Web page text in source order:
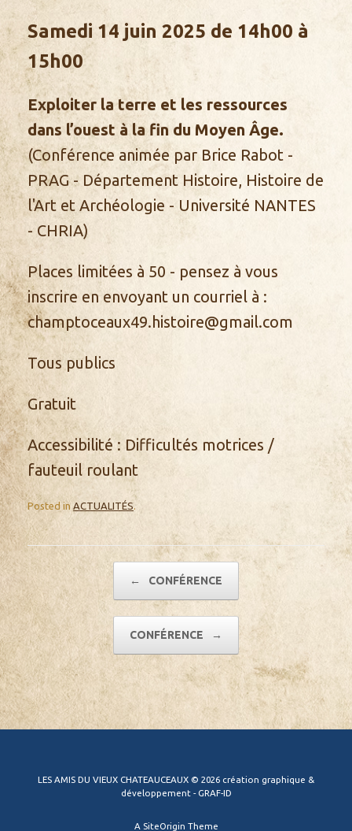
Samedi 14 juin 2025 de 14h00 à
15h00
Exploiter la terre et les ressources
dans l’ouest à la fin du Moyen Âge.
(Conférence animée par Brice Rabot -
PRAG - Département Histoire, Histoire de
l'Art et Archéologie - Université NANTES
- CHRIA)
Places limitées à 50 - pensez à vous
inscrire en envoyant un courriel à :
champtoceaux49.histoire@gmail.com
Tous publics
Gratuit
Accessibilité : Difficultés motrices /
fauteuil roulant
Posted inACTUALITÉS .
Post navigation
← CONFÉRENCE
CONFÉRENCE →
LES AMIS DU VIEUX CHATEAUCEAUX © 2026 création graphique &
développement - GRAF-ID
A SiteOrigin Theme